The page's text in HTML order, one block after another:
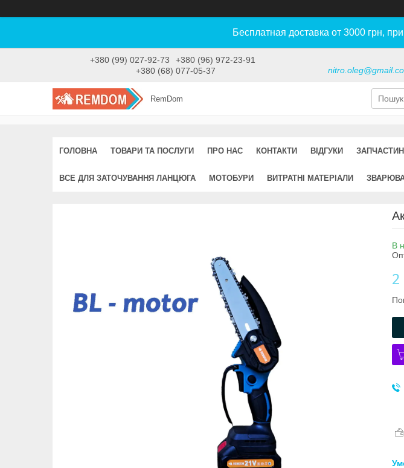
Бесплатная доставка от 3000 грн,
+380 (99) 027-92-73
+380 (96) 972-23-91
+380 (68) 077-05-37
RemDom
ГОЛОВНА ТОВАРИ ТА ПОСЛУГИ ПРО НАС КОНТАКТИ ВІДГУКИ
ВСЕ ДЛЯ ЗАТОЧУВАННЯ ЛАНЦЮГА МОТОБУРИ ВИТРАТНІ МАТЕРІАЛИ
В
2